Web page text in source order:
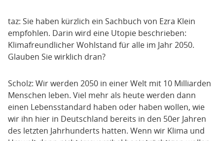
taz: Sie haben kürzlich ein Sachbuch von Ezra Klein
empfohlen. Darin wird eine Utopie beschrieben:
Klimafreundlicher Wohlstand für alle im Jahr 2050.
Glauben Sie wirklich dran?
Scholz: Wir werden 2050 in einer Welt mit 10 Milliarden
Menschen leben. Viel mehr als heute werden dann
einen Lebensstandard haben oder haben wollen, wie
wir ihn hier in Deutschland bereits in den 50er Jahren
des letzten Jahrhunderts hatten. Wenn wir Klima und